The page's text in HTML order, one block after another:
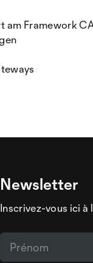
Framework
Newsletter
Inscrivez-vous ici à